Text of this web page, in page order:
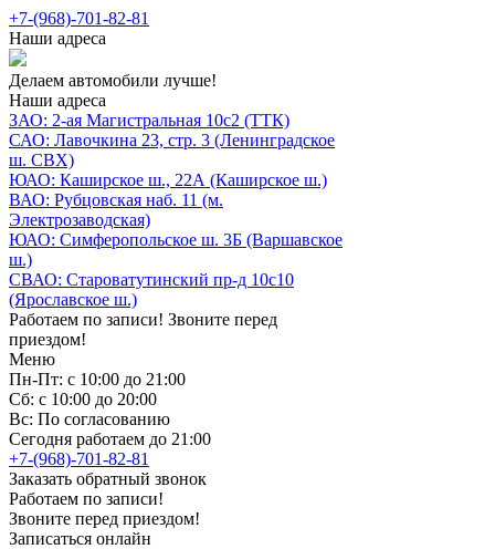
+7-(968)-701-82-81
Наши адреса
Делаем автомобили лучше!
Наши адреса
ЗАО: 2-ая Магистральная 10с2 (ТТК)
САО: Лавочкина 23, стр. 3 (Ленинградское
ш. СВХ)
ЮАО: Каширское ш., 22А (Каширское ш.)
ВАО: Рубцовская наб. 11 (м.
Электрозаводская)
ЮАО: Симферопольское ш. 3Б (Варшавское
ш.)
СВАО: Староватутинский пр-д 10с10
(Ярославское ш.)
Работаем по записи! Звоните перед
приездом!
Меню
Пн-Пт: с 10:00 до 21:00
Сб: с 10:00 до 20:00
Вс: По согласованию
Сегодня работаем до 21:00
+7-(968)-701-82-81
Заказать обратный звонок
Работаем по записи!
Звоните перед приездом!
Записаться онлайн